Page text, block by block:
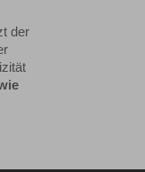
der